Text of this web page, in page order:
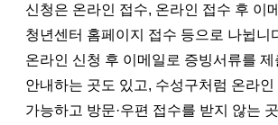
신청은 온라인 접수, 온라인 접수 후 이
청년센터 홈페이지 접수 등으로 나뉩니
온라인 신청 후 이메일로 증빙서류를 제
안내하는 곳도 있고, 수성구처럼 온라인
가능하고 방문·우편 접수를 받지 않는